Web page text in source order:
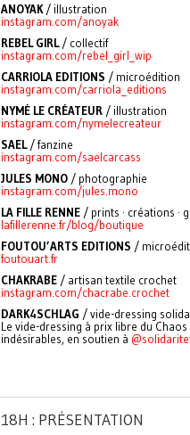
ANOYAK/ illustration
instagram.com/anoyak
REBEL GIRL/ collectif
instagram.com/rebel_girl_wip
CARRIOLA EDITIONS / microédition
instagram.com/carriola_editions
NYMÉ LE CRÉATEUR / illustration
instagram.com/nymelecreateur
SAEL/ fanzine
instagram.com/saelcarcass
JULES MONO / photographie
instagram.com/jules.mono
LA FILLE RENNE / prints · créations ·
lafillerenne.fr/blog/boutique
FOUTOU’ARTS EDITIONS /
foutouart.fr
CHAKRABE / artisan textile crochet
instagram.com/chacrabe.crochet
DARK4SCHLAG / vide-dressing
Le vide-dressing à prix libre du
indésirables, en soutien à
18H : PRÉSENTATION